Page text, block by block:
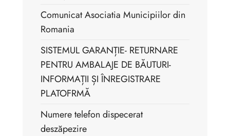
Comunicat Asociatia Municipiilor din
Romania
SISTEMUL GARANȚIE- RETURNARE
PENTRU AMBALAJE DE BĂUTURI-
INFORMAȚII ȘI ÎNREGISTRARE
PLATOFRMĂ
Numere telefon dispecerat
deszăpezire